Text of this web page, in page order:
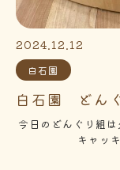
2024.12.12
白石園
白石園 どん
今日のどんぐり組
キャッ